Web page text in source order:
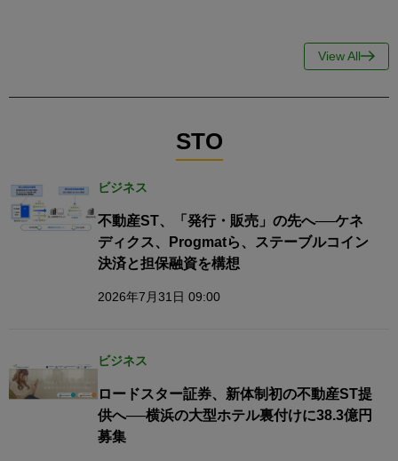
View All
STO
ビジネス
不動産ST、「発行・販売」の先へ──ケネ
ディクス、Progmatら、ステーブルコイン
決済と担保融資を構想
2026年7月31日 09:00
ビジネス
ロードスター証券、新体制初の不動産ST提
供へ──横浜の大型ホテル裏付けに38.3億円
募集